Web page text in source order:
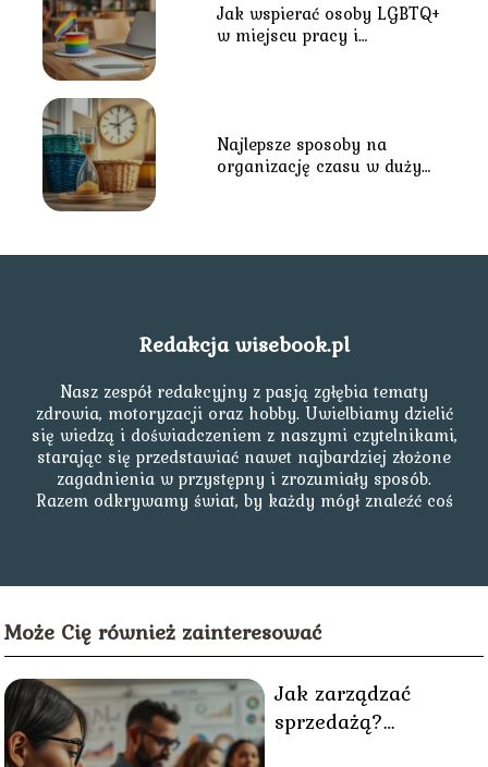
Jak wspierać osoby LGBTQ+
w miejscu pracy i
Najlepsze sposoby na
organizację czasu w dużym
Redakcja wisebook.pl
Nasz zespół redakcyjny z pasją zgłębia tematy
zdrowia, motoryzacji oraz hobby. Uwielbiamy dzielić
się wiedzą i doświadczeniem z naszymi czytelnikami,
starając się przedstawiać nawet najbardziej złożone
zagadnienia w przystępny i zrozumiały sposób.
Razem odkrywamy świat, by każdy mógł znaleźć coś
Może Cię również zainteresować
Jak zarządzać
sprzedażą?